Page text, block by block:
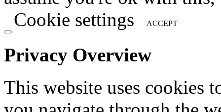
Cookie settings
ACCEPT
Privacy Overview
This website uses cookies